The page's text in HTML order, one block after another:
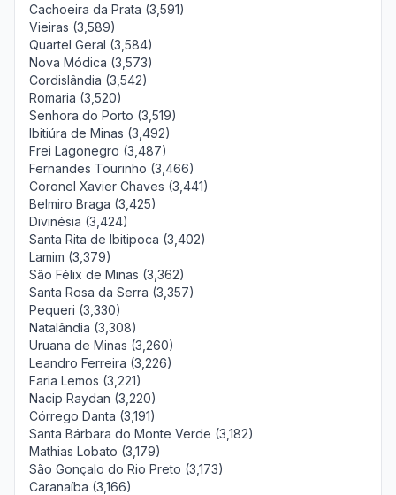
Cachoeira da Prata (3,591)
Vieiras (3,589)
Quartel Geral (3,584)
Nova Módica (3,573)
Cordislândia (3,542)
Romaria (3,520)
Senhora do Porto (3,519)
Ibitiúra de Minas (3,492)
Frei Lagonegro (3,487)
Fernandes Tourinho (3,466)
Coronel Xavier Chaves (3,441)
Belmiro Braga (3,425)
Divinésia (3,424)
Santa Rita de Ibitipoca (3,402)
Lamim (3,379)
São Félix de Minas (3,362)
Santa Rosa da Serra (3,357)
Pequeri (3,330)
Natalândia (3,308)
Uruana de Minas (3,260)
Leandro Ferreira (3,226)
Faria Lemos (3,221)
Nacip Raydan (3,220)
Córrego Danta (3,191)
Santa Bárbara do Monte Verde (3,182)
Mathias Lobato (3,179)
São Gonçalo do Rio Preto (3,173)
Caranaíba (3,166)